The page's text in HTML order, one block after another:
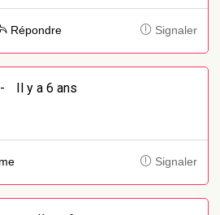
Répondre Signaler
-
Il y a 6 ans
Signaler